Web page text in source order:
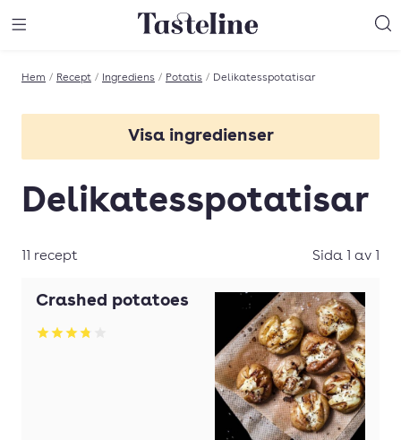
Till Tastelines startsida
Hem / Recept / Ingrediens / Potatis / Delikatesspotatisar
Visa ingredienser
Amandinepotatis
Bakpotatisar
Delikatesspotatisar
11 recept Sida 1 av 1
Crashed potatoes
Betyg: 3.78 av 5